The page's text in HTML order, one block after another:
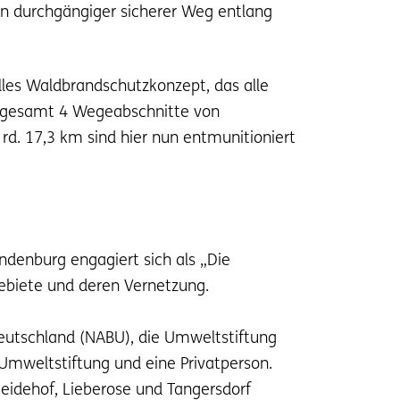
durchgängiger sicherer Weg entlang
Waldbrandschutzkonzept, das alle
4 Wegeabschnitte von
17,3 km sind hier nun entmunitioniert
engagiert sich als „Die
und deren Vernetzung.
(NABU), die Umweltstiftung
und eine Privatperson.
Lieberose und Tangersdorf